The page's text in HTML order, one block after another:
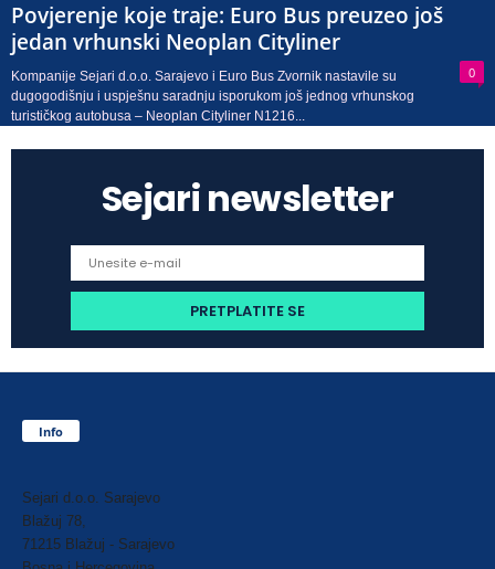
Povjerenje koje traje: Euro Bus preuzeo još
jedan vrhunski Neoplan Cityliner
0
Kompanije Sejari d.o.o. Sarajevo i Euro Bus Zvornik nastavile su
dugogodišnju i uspješnu saradnju isporukom još jednog vrhunskog
turističkog autobusa – Neoplan Cityliner N1216...
Sejari newsletter
Info
Sejari d.o.o. Sarajevo
Blažuj 78,
71215 Blažuj - Sarajevo